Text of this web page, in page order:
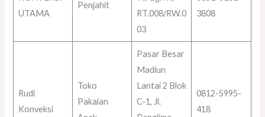
UTAMA
Penjahit
RT.008/RW.0
03
3808
Rudi
Konveksi
Toko
Pakaian
Pasar Besar
Madiun
Lantai 2 Blok
C-1, Jl.
0812-5995-
418